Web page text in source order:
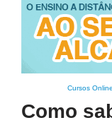
Cursos
Como